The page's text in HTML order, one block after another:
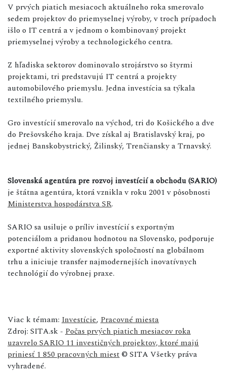
V prvých piatich mesiacoch aktuálneho roka smerovalo
sedem projektov do priemyselnej výroby, v troch prípadoch
išlo o IT centrá a v jednom o kombinovaný projekt
priemyselnej výroby a technologického centra.
Z hľadiska sektorov dominovalo strojárstvo so štyrmi
projektami, tri predstavujú IT centrá a projekty
automobilového priemyslu. Jedna investícia sa týkala
textilného priemyslu.
Gro investícií smerovalo na východ, tri do Košického a dve
do Prešovského kraja. Dve získal aj Bratislavský kraj, po
jednej Banskobystrický, Žilinský, Trenčiansky a Trnavský.
Slovenská agentúra pre rozvoj investícií a obchodu (SARIO)
je štátna agentúra, ktorá vznikla v roku 2001 v pôsobnosti
Ministerstva hospodárstva SR.
SARIO sa usiluje o príliv investícií s exportným
potenciálom a pridanou hodnotou na Slovensko, podporuje
exportné aktivity slovenských spoločností na globálnom
trhu a iniciuje transfer najmodernejších inovatívnych
technológií do výrobnej praxe.
Viac k témam: Investície, Pracovné miesta
Zdroj: SITA.sk - Počas prvých piatich mesiacov roka
uzavrelo SARIO 11 investičných projektov, ktoré majú
priniesť 1 850 pracovných miest© SITA Všetky práva
vyhradené.